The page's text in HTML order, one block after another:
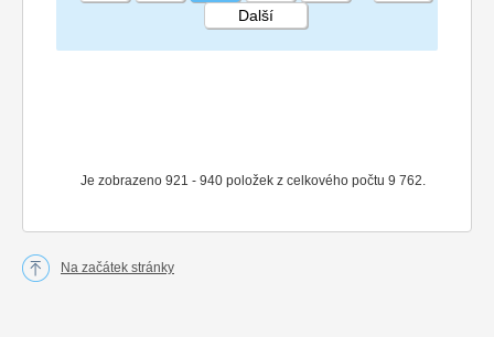
STRÁNKA 47 489
Je zobrazeno 921 - 940 položek z celkového počtu 9 762.
Další
Na začátek stránky